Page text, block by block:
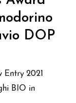
DOP
2021
BIO in